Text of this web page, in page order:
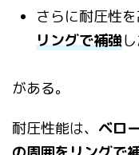
さらに耐圧性
リングで補強
がある。
耐圧性能は、 ベロ